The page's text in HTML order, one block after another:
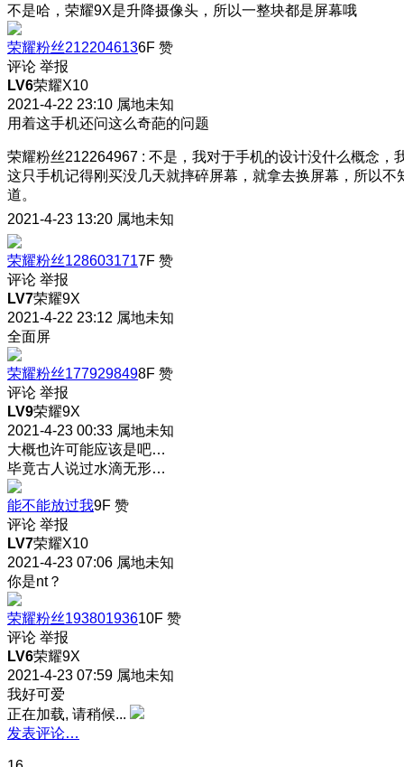
不是哈，荣耀9X是升降摄像头，所以一整块都是屏幕哦
荣耀粉丝2122046136F 赞
评论 举报
LV6荣耀X10
2021-4-22 23:10 属地未知
用着这手机还问这么奇葩的问题
荣耀粉丝212264967 : 不是，我对于手机的设计没什么概念，
这只手机记得刚买没几天就摔碎屏幕，就拿去换屏幕，所以不
道。
2021-4-23 13:20 属地未知
荣耀粉丝1286031717F 赞
评论 举报
LV7荣耀9X
2021-4-22 23:12 属地未知
全面屏
荣耀粉丝1779298498F 赞
评论 举报
LV9荣耀9X
2021-4-23 00:33 属地未知
大概也许可能应该是吧…
毕竟古人说过水滴无形…
能不能放过我9F 赞
评论 举报
LV7荣耀X10
2021-4-23 07:06 属地未知
你是nt？
荣耀粉丝19380193610F 赞
评论 举报
LV6荣耀9X
2021-4-23 07:59 属地未知
我好可爱
正在加载, 请稍候...
发表评论…